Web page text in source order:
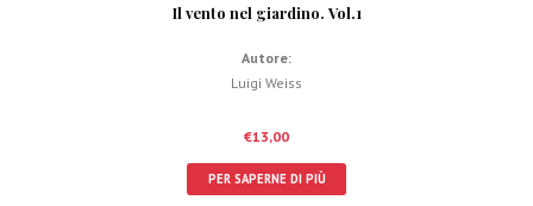
Il vento nel giardino. Vol.1
Autore:
Luigi Weiss
€13,00
PER SAPERNE DI PIÙ